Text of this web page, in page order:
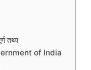
तथ्य
of India